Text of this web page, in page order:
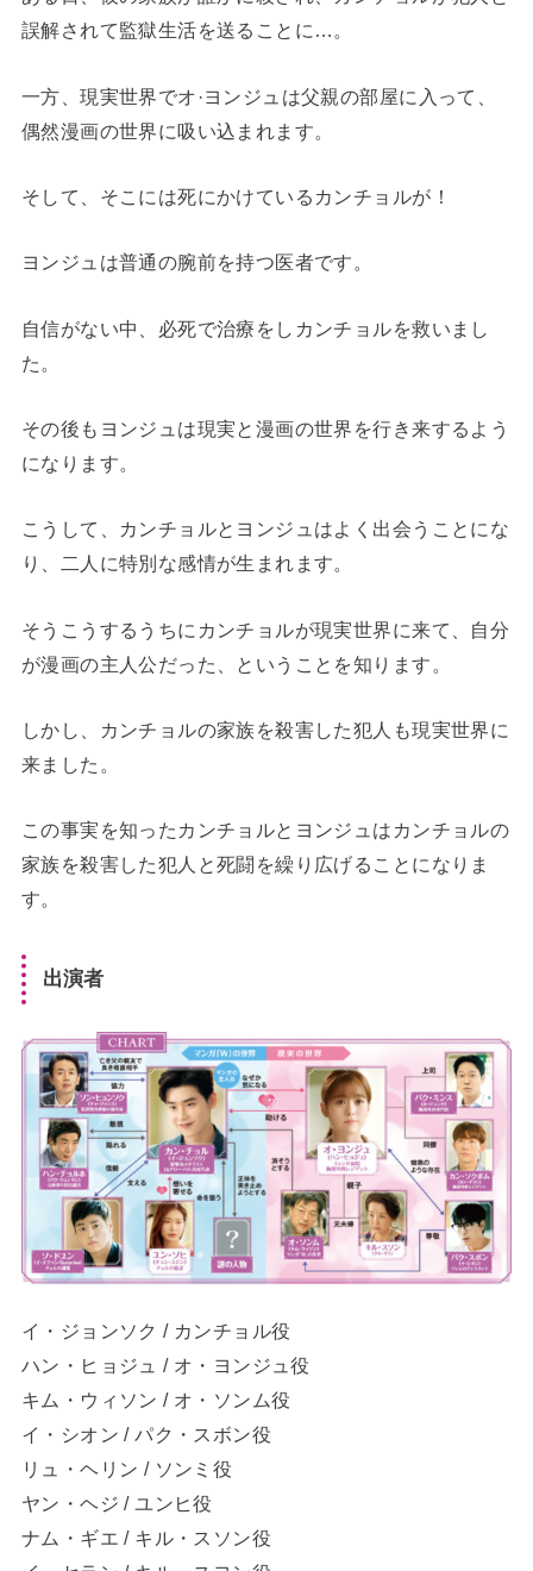
誤解されて監獄生活を送ることに…。
一方、現実世界でオ·ヨンジュは父親の部屋に入って、
偶然漫画の世界に吸い込まれます。
そして、そこには死にかけているカンチョルが！
ヨンジュは普通の腕前を持つ医者です。
自信がない中、必死で治療をしカンチョルを救いまし
た。
その後もヨンジュは現実と漫画の世界を行き来するよう
になります。
こうして、カンチョルとヨンジュはよく出会うことにな
り、二人に特別な感情が生まれます。
そうこうするうちにカンチョルが現実世界に来て、自分
が漫画の主人公だった、ということを知ります。
しかし、カンチョルの家族を殺害した犯人も現実世界に
来ました。
この事実を知ったカンチョルとヨンジュはカンチョルの
家族を殺害した犯人と死闘を繰り広げることになりま
す。
出演者
イ・ジョンソク / カンチョル役
ハン・ヒョジュ / オ・ヨンジュ役
キム・ウィソン / オ・ソンム役
イ・シオン / パク・スボン役
リュ・ヘリン / ソンミ役
ヤン・ヘジ / ユンヒ役
ナム・ギエ / キル・スソン役